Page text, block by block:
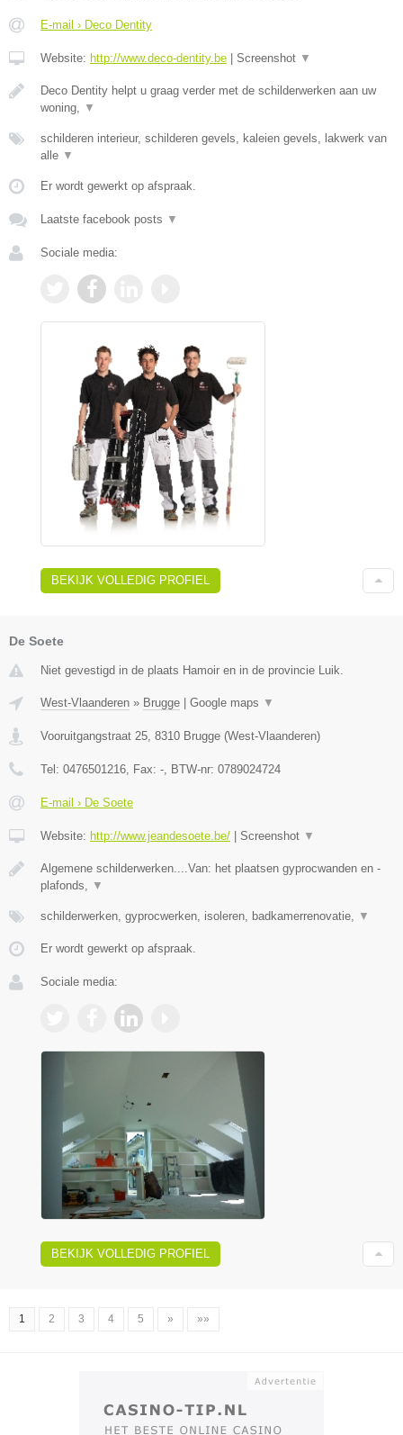
E-mail › Deco Dentity
Website: http://www.deco-dentity.be Screenshot ▼
Deco Dentity helpt u graag verder met de schilderwerken aan uw
woning, ▼
schilderen interieur, schilderen gevels, kaleien gevels, lakwerk van
alle ▼
Er wordt gewerkt op afspraak.
Laatste facebook posts ▼
Sociale media:
BEKIJK VOLLEDIG PROFIEL
De Soete
Niet gevestigd in de plaats Hamoir en in de provincie Luik.
West-Vlaanderen » Brugge Google maps ▼
Vooruitgangstraat 25, 8310 Brugge (West-Vlaanderen)
Tel: 0476501216, Fax: -, BTW-nr: 0789024724
E-mail › De Soete
Website: http://www.jeandesoete.be/ Screenshot ▼
Algemene schilderwerken....Van: het plaatsen gyprocwanden en -
plafonds, ▼
schilderwerken, gyprocwerken, isoleren, badkamerrenovatie, ▼
Er wordt gewerkt op afspraak.
Sociale media:
BEKIJK VOLLEDIG PROFIEL
1 2 3 4 5 » »»